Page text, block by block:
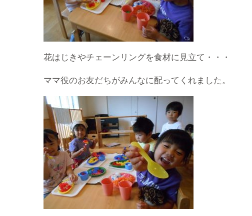
花はじきやチェーンリングを食材に見立て・・・
ママ役のお友だちがみんなに配ってくれました。